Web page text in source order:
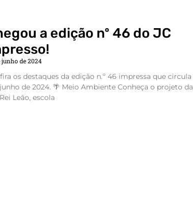
a edição nº 46 do JC
junho de 2024
os destaques da edição n.º 46 impressa que circula
de 2024. 🌴 Meio Ambiente Conheça o projeto da
Leão, escola